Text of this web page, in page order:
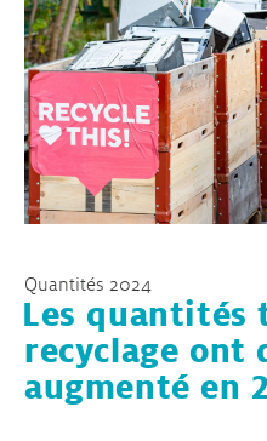
Portrait des
Archives
Contact
Quantités 2024
Les quantités
recyclage ont
augmenté en